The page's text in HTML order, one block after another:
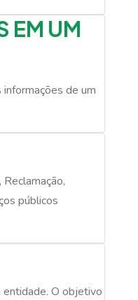
EM UM
de um
públicos
entidade. O objetivo